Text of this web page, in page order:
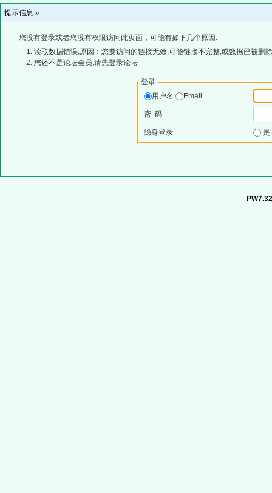
提示信息 »
您没有登录或者您没有权限访问此页面，可能有如下几个原因:
读取数据错误,原因：您要访问的链接无效,可能链接不完整,或数据已被删
您还不是论坛会员,请先登录论坛
登录
用户名
Email
密 码
隐身登录